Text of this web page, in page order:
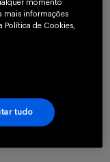
aqui.
momento
mais informações
Política de Cookies,
tudo